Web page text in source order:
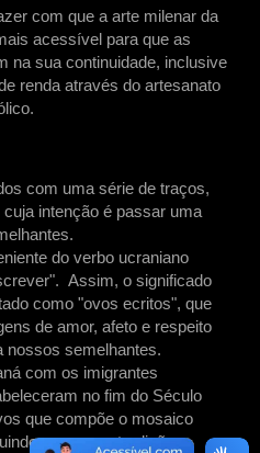
com que a arte milenar da
acessível para que as
na sua continuidade, inclusive
renda através do artesanato
com uma série de traços,
intenção é passar uma
do verbo ucraniano
Assim, o significado
como "ovos ecritos", que
de amor, afeto e respeito
nossos semelhantes.
com os imigrantes
no fim do Século
que compõe o mosaico
com suas tradições,